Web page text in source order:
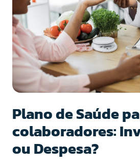
Plano de Saúde
colaboradores:
ou Despesa?